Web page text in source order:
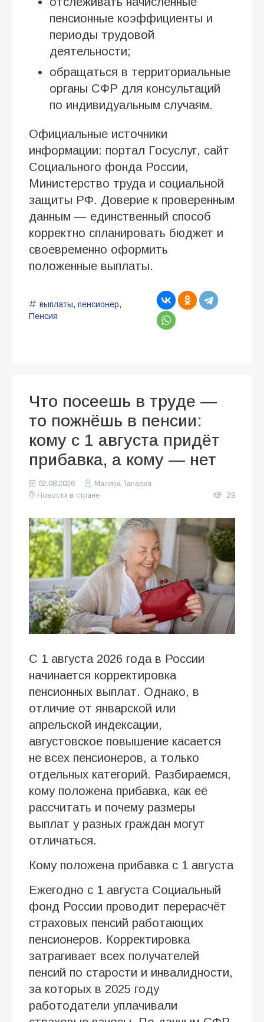
пенсионные коэффициенты и
периоды трудовой
деятельности;
обращаться в территориальные
органы СФР для консультаций
по индивидуальным случаям.
Официальные источники
информации: портал Госуслуг, сайт
Социального фонда России,
Министерство труда и социальной
защиты РФ. Доверие к проверенным
данным — единственный способ
корректно спланировать бюджет и
своевременно оформить
положенные выплаты.
выплаты, пенсионер,
Пенсия
Что посеешь в труде —
то пожнёшь в пенсии:
кому с 1 августа придёт
прибавка, а кому — нет
02.08.2026
Малика Тапаева
Новости в стране
29
С 1 августа 2026 года в России
начинается корректировка
пенсионных выплат. Однако, в
отличие от январской или
апрельской индексации,
августовское повышение касается
не всех пенсионеров, а только
отдельных категорий. Разбираемся,
кому положена прибавка, как её
рассчитать и почему размеры
выплат у разных граждан могут
отличаться.
Кому положена прибавка с 1 августа
Ежегодно с 1 августа Социальный
фонд России проводит перерасчёт
страховых пенсий работающих
пенсионеров. Корректировка
затрагивает всех получателей
пенсий по старости и инвалидности,
за которых в 2025 году
работодатели уплачивали